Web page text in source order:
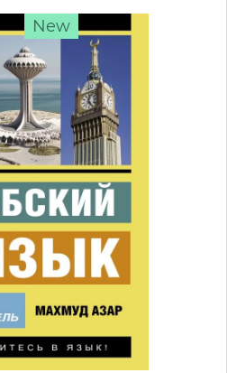
New